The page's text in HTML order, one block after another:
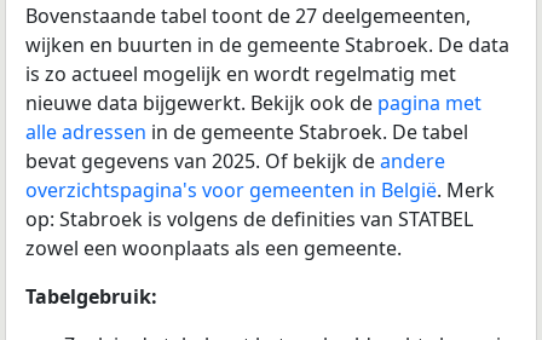
Bovenstaande tabel toont de 27 deelgemeenten,
wijken en buurten in de gemeente Stabroek. De data
is zo actueel mogelijk en wordt regelmatig met
nieuwe data bijgewerkt. Bekijk ook de pagina met
alle adressen in de gemeente Stabroek. De tabel
bevat gegevens van 2025. Of bekijk deandere
overzichtspagina's voor gemeenten in België. Merk
op: Stabroek is volgens de definities van STATBEL
zowel een woonplaats als een gemeente.
Tabelgebruik: